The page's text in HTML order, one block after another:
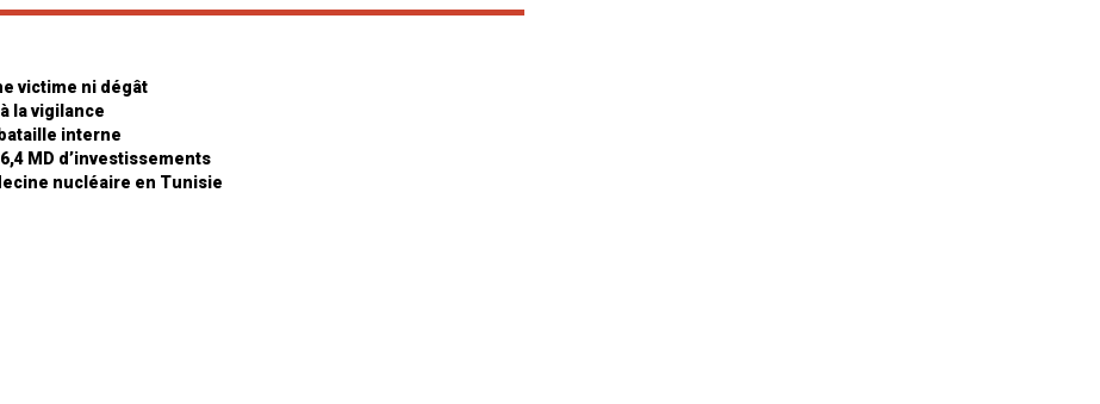
victime ni dégât
la vigilance
interne
MD d’investissements
nucléaire en Tunisie